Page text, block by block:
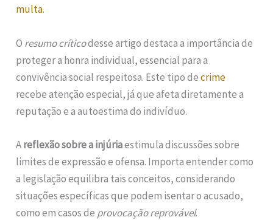
multa.
O resumo críticodesse artigo destaca a importância de
proteger a honra individual, essencial para a
convivência social respeitosa. Este tipo decrime
recebe atenção especial, já que afeta diretamente a
reputação e a autoestima do indivíduo.
Areflexão sobre a injúriaestimula discussões sobre
limites de expressão e ofensa. Importa entender como
a legislação equilibra tais conceitos, considerando
situações específicas que podem isentar o acusado,
como em casos de provocação reprovável.